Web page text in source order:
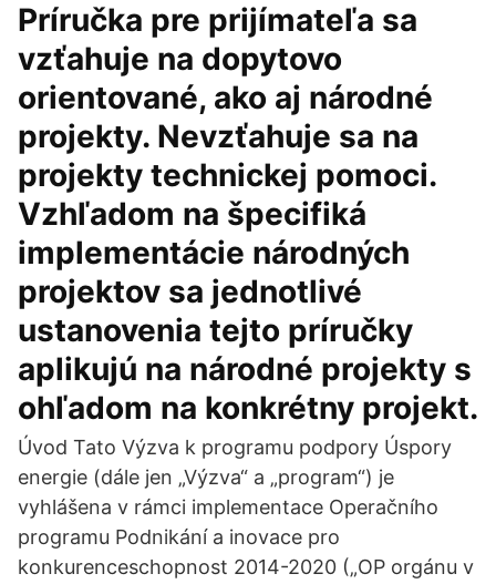
Príručka pre prijímateľa sa
vzťahuje na dopytovo
orientované, ako aj národné
projekty. Nevzťahuje sa na
projekty technickej pomoci.
Vzhľadom na špecifiká
implementácie národných
projektov sa jednotlivé
ustanovenia tejto príručky
aplikujú na národné projekty s
ohľadom na konkrétny projekt.
Úvod Tato Výzva k programu podpory Úspory
energie (dále jen „Výzva“ a „program“) je
vyhlášena v rámci implementace Operačního
programu Podnikání a inovace pro
konkurenceschopnost 2014-2020 („OP orgánu v